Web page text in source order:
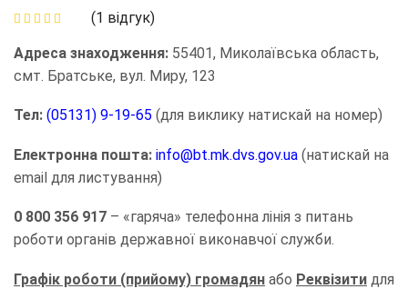
(1 відгук)
Адреса знаходження: 55401, Миколаївська область,
смт. Братське, вул. Миру, 123
Тел: (05131) 9-19-65 (для виклику натискай на номер)
Електронна пошта: info@bt.mk.dvs.gov.ua (натискай на
email для листування)
0 800 356 917 – «гаряча» телефонна лінія з питань
роботи органів державної виконавчої служби.
Графік роботи (прийому) громадян або Реквізити для